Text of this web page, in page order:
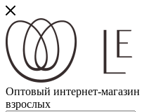
Оптовый интернет-магазин
взрослых